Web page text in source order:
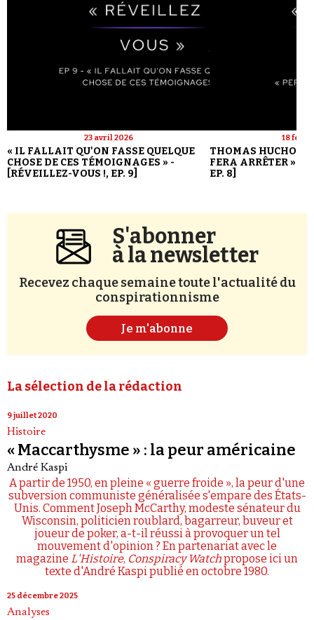
23 avril 2026
« IL FALLAIT QU'ON FASSE QUELQUE
CHOSE DE CES TÉMOIGNAGES » -
[RÉVEILLEZ-VOUS !, EP. 9]
18
THOMAS HUCHON :
FERA ARRÊTER » -
EP. 8]
S'abonner
à la newsletter
Recevez chaque semaine toute l'actualité du
conspirationnisme
Je m'abonne
La sélection de la rédaction
9 juillet 2020
Histoire
« Maccarthysme » : la peur américaine
André Kaspi
A partir de 1950, en pleine « guerre froide », la peur d'une
subversion communiste généralisée s'empare des États-
Unis. Comment Joseph McCarthy, modeste sénateur du
Wisconsin, politicien roublard, bagarreur, buveur et
joueur de poker, a-t-il réussi à provoquer un tel
mouvement d'opinion ? En partenariat avec le
magazine L'Histoire, Conspiracy Watchpropose ici un
texte d'André Kaspi publié en octobre 1980.
25 décembre 2025
Analyses